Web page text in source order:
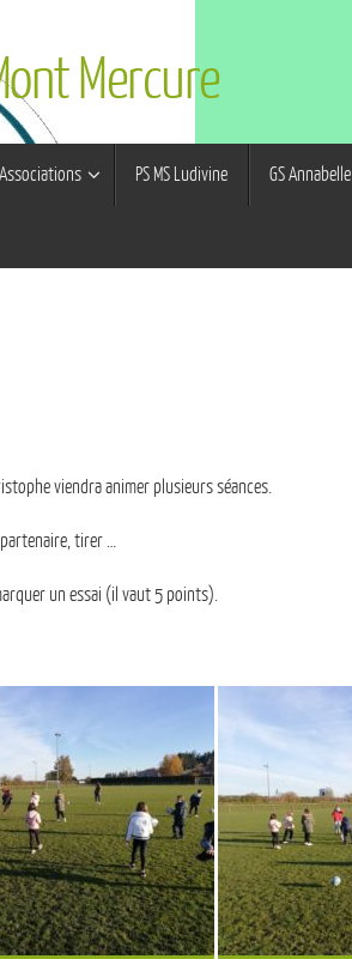
Mercure
Associations PS MS Ludivine GS Annabelle
viendra animer plusieurs séances.
partenaire, tirer …
un essai (il vaut 5 points).